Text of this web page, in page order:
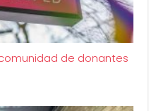
de donantes